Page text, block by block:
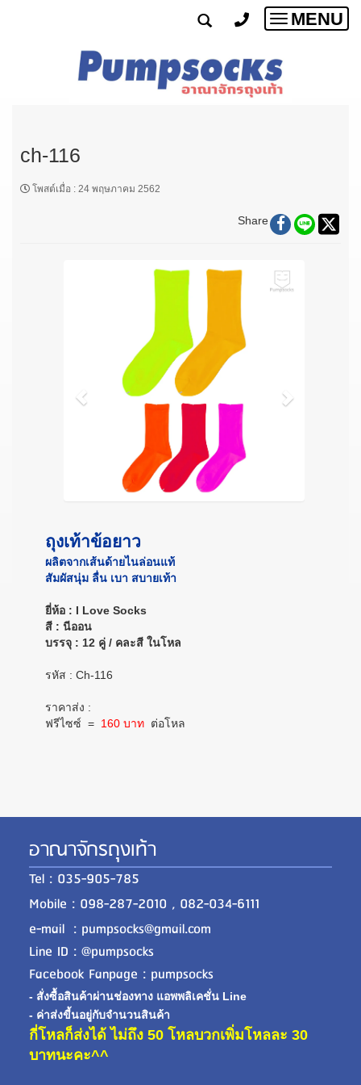
Toggle
MENU
ch-116
โพสต์เมื่อ : 24 พฤษภาคม 2562
Share
ถุงเท้าข้อยาว
ผลิตจากเส้นด้ายไนล่อนแท้
สัมผัสนุ่ม ลื่น เบา สบายเท้า
ยี่ห้อ : I Love Socks
สี : นีออน
บรรจุ : 12 คู่ / คละสี ในโหล
รหัส : Ch-116
ราคาส่ง :
ฟรีไซซ์ = 160 บาท ต่อโหล
อาณาจักรถุงเท้า
Tel : 035-905-785
Mobile : 098-287-2010 , 082-034-6111
e-mail : pumpsocks@gmail.com
Line ID : @pumpsocks
Facebook Fanpage : pumpsocks
- สั่งซื้อสินค้าผ่านช่องทาง แอพพลิเคชั่น Line
- ค่าส่งขี้นอยู่กับจำนวนสินค้า
กี่โหลก็ส่งได้ ไม่ถึง 50 โหลบวกเพิ่มโหลละ 30
บาทนะคะ^^